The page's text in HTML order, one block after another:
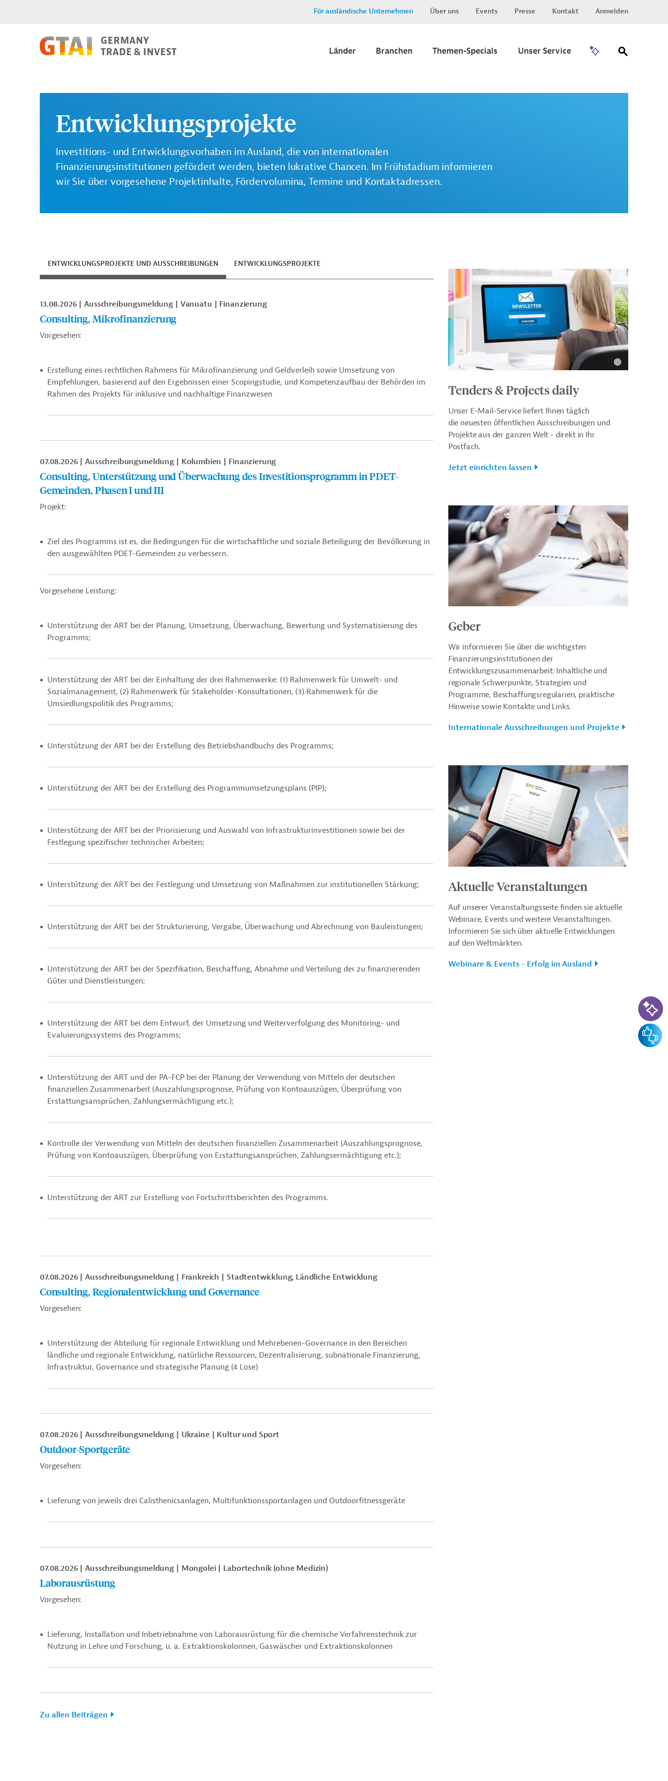
Für ausländische Unternehmen Über uns Events Presse Kontakt Anmelden
Länder Branchen Themen-Specials Unser Service
Entwicklungsprojekte
Investitions- und Entwicklungsvorhaben im Ausland, die von internationalen
Finanzierungsinstitutionen gefördert werden, bieten lukrative Chancen. Im Frühstadium informieren
wir Sie über vorgesehene Projektinhalte, Fördervolumina, Termine und Kontaktadressen.
ENTWICKLUNGSPROJEKTE UND AUSSCHREIBUNGEN ENTWICKLUNGSPROJEKTE
13.08.2026 Ausschreibungsmeldung Vanuatu Finanzierung
Consulting, Mikrofinanzierung
Vorgesehen:
Erstellung eines rechtlichen Rahmens für Mikrofinanzierung und Geldverleih sowie Umsetzung von
Empfehlungen, basierend auf den Ergebnissen einer Scopingstudie, und Kompetenzaufbau der Behörden im
Rahmen des Projekts für inklusive und nachhaltige Finanzwesen
07.08.2026 Ausschreibungsmeldung Kolumbien Finanzierung
Consulting, Unterstützung und Überwachung des Investitionsprogramm in PDET-
Gemeinden, Phasen I und III
Projekt:
Ziel des Programms ist es, die Bedingungen für die wirtschaftliche und soziale Beteiligung der Bevölkerung in
den ausgewählten PDET-Gemeinden zu verbessern.
Vorgesehene Leistung:
Unterstützung der ART bei der Planung, Umsetzung, Überwachung, Bewertung und Systematisierung des
Programms;
Unterstützung der ART bei der Einhaltung der drei Rahmenwerke: (1) Rahmenwerk für Umwelt- und
Sozialmanagement, (2) Rahmenwerk für Stakeholder-Konsultationen, (3) Rahmenwerk für die
Umsiedlungspolitik des Programms;
Unterstützung der ART bei der Erstellung des Betriebshandbuchs des Programms;
Unterstützung der ART bei der Erstellung des Programmumsetzungsplans (PIP);
Unterstützung der ART bei der Priorisierung und Auswahl von Infrastrukturinvestitionen sowie bei der
Festlegung spezifischer technischer Arbeiten;
Unterstützung der ART bei der Festlegung und Umsetzung von Maßnahmen zur institutionellen Stärkung;
Unterstützung der ART bei der Strukturierung, Vergabe, Überwachung und Abrechnung von Bauleistungen;
Unterstützung der ART bei der Spezifikation, Beschaffung, Abnahme und Verteilung der zu finanzierenden
Güter und Dienstleistungen;
Unterstützung der ART bei dem Entwurf, der Umsetzung und Weiterverfolgung des Monitoring- und
Evaluierungssystems des Programms;
Unterstützung der ART und der PA-FCP bei der Planung der Verwendung von Mitteln der deutschen
finanziellen Zusammenarbeit (Auszahlungsprognose, Prüfung von Kontoauszügen, Überprüfung von
Erstattungsansprüchen, Zahlungsermächtigung etc.);
Kontrolle der Verwendung von Mitteln der deutschen finanziellen Zusammenarbeit (Auszahlungsprognose,
Prüfung von Kontoauszügen, Überprüfung von Erstattungsansprüchen, Zahlungsermächtigung etc.);
Unterstützung der ART zur Erstellung von Fortschrittsberichten des Programms.
07.08.2026 Ausschreibungsmeldung Frankreich Stadtentwicklung, Ländliche Entwicklung
Consulting, Regionalentwicklung und Governance
Vorgesehen:
Unterstützung der Abteilung für regionale Entwicklung und Mehrebenen-Governance in den Bereichen
ländliche und regionale Entwicklung, natürliche Ressourcen, Dezentralisierung, subnationale Finanzierung,
Infrastruktur, Governance und strategische Planung (4 Lose)
07.08.2026 Ausschreibungsmeldung Ukraine Kultur und Sport
Outdoor-Sportgeräte
Vorgesehen:
Lieferung von jeweils drei Calisthenicsanlagen, Multifunktionssportanlagen und Outdoorfitnessgeräte
07.08.2026 Ausschreibungsmeldung Mongolei Labortechnik (ohne Medizin)
Laborausrüstung
Vorgesehen:
Lieferung, Installation und Inbetriebnahme von Laborausrüstung für die chemische Verfahrenstechnik zur
Nutzung in Lehre und Forschung, u. a. Extraktionskolonnen, Gaswäscher und Extraktionskolonnen
Zu allen Beiträgen
Tenders & Projects daily
Unser E-Mail-Service liefert Ihnen täglich
die neuesten öffentlichen Ausschreibungen und
Projekte aus der ganzen Welt - direkt in Ihr
Postfach.
Jetzt einrichten lassen
Geber
Wir informieren Sie über die wichtigsten
Finanzierungsinstitutionen der
Entwicklungszusammenarbeit: Inhaltliche und
regionale Schwerpunkte, Strategien und
Programme, Beschaffungsregularien, praktische
Hinweise sowie Kontakte und Links.
Internationale Ausschreibungen und Projekte
Aktuelle Veranstaltungen
Auf unserer Veranstaltungsseite finden sie aktuelle
Webinare, Events und weitere Veranstaltungen.
Informieren Sie sich über aktuelle Entwicklungen
auf den Weltmärkten.
Webinare & Events - Erfolg im Ausland
KI-